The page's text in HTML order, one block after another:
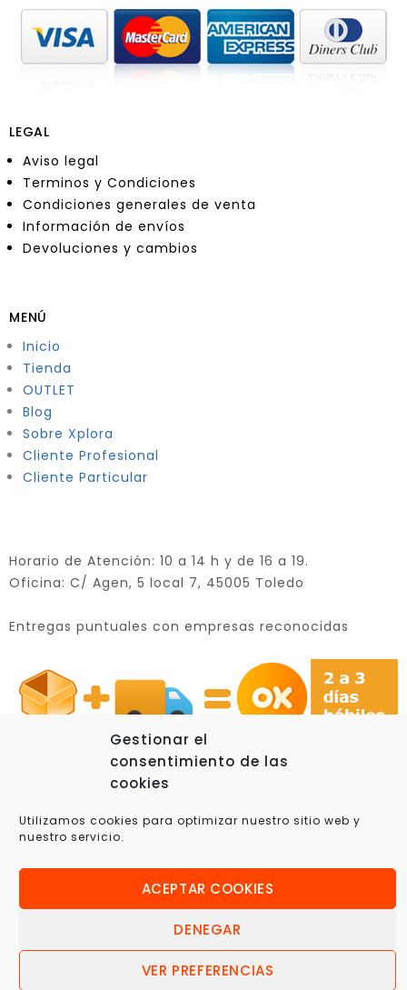
Gestionar el
consentimiento de las
cookies
Utilizamos cookies para optimizar nuestro sitio web y
nuestro servicio.
ACEPTAR COOKIES
DENEGAR
VER PREFERENCIAS
LEGAL
Aviso legal
Terminos y Condiciones
Condiciones generales de venta
Información de envíos
Devoluciones y cambios
MENÚ
Inicio
Tienda
OUTLET
Blog
Sobre Xplora
Cliente Profesional
Cliente Particular
Horario de Atención: 10 a 14 h y de 16 a 19.
Oficina: C/ Agen, 5 local 7, 45005 Toledo
Entregas puntuales con empresas reconocidas
© 2025 Xplora360 – Robótica Educativa, Ciencia y